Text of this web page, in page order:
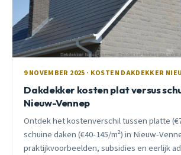
9 NOVEMBER 2025 · KOSTEN DAKDEKKER
Dakdekker kosten plat versus
Nieuw-Vennep
Ontdek het kostenverschil tussen platte
schuine daken (€40-145/m²) in Nieuw-
praktijkvoorbeelden, subsidies en eerlijk